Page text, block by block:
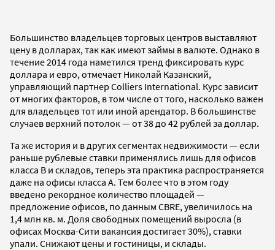
Большинство владельцев торговых центров выставляют
цену в долларах, так как имеют займы в валюте. Однако в
течение 2014 года наметился тренд фиксировать курс
доллара и евро, отмечает Николай Казанский,
управляющий партнер Colliers International. Курс зависит
от многих факторов, в том числе от того, насколько важен
для владельцев тот или иной арендатор. В большинстве
случаев верхний потолок — от 38 до 42 рублей за доллар.
Та же история и в других сегментах недвижимости — если
раньше рублевые ставки применялись лишь для офисов
класса B и складов, теперь эта практика распространяется
даже на офисы класса А. Тем более что в этом году
введено рекордное количество площадей —
предложение офисов, по данным CBRE, увеличилось на
1,4 млн кв. м. Доля свободных помещений выросла (в
офисах Москва-Сити вакансия достигает 30%), ставки
упали. Снижают цены и гостиницы, и склады.